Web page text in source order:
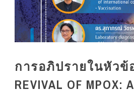
การอภิปรายในหัวข้อ
REVIVAL OF MPOX: